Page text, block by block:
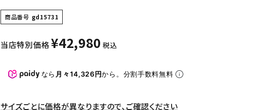
商品番号 gd15731
当店特別価格¥42,980 税込
なら 月々14,326円から。分割手数料無料
サイズごとに価格が異なりますので、ご確認ください